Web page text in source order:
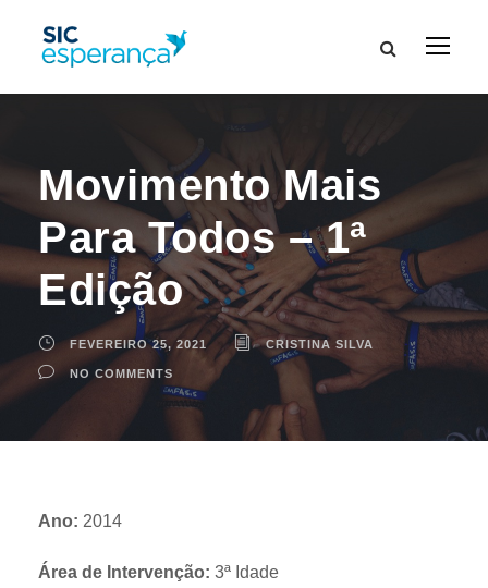
Movimento Mais
Para Todos – 1ª
Edição
FEVEREIRO 25, 2021 CRISTINA SILVA
NO COMMENTS
Ano: 2014
Área de Intervenção: 3ª Idade